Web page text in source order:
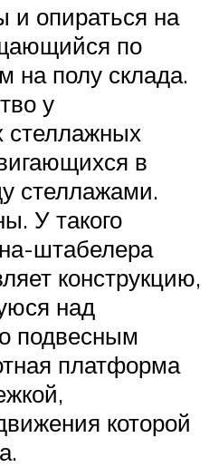
и опираться на
по
на полу склада.
у
стеллажных
в
стеллажами.
У такого
штабелера
конструкцию,
над
подвесным
платформа
которой